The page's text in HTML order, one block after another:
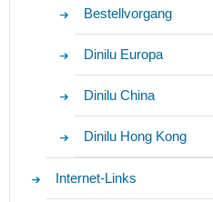
Bestellvorgang
Dinilu Europa
Dinilu China
Dinilu Hong Kong
Internet-Links